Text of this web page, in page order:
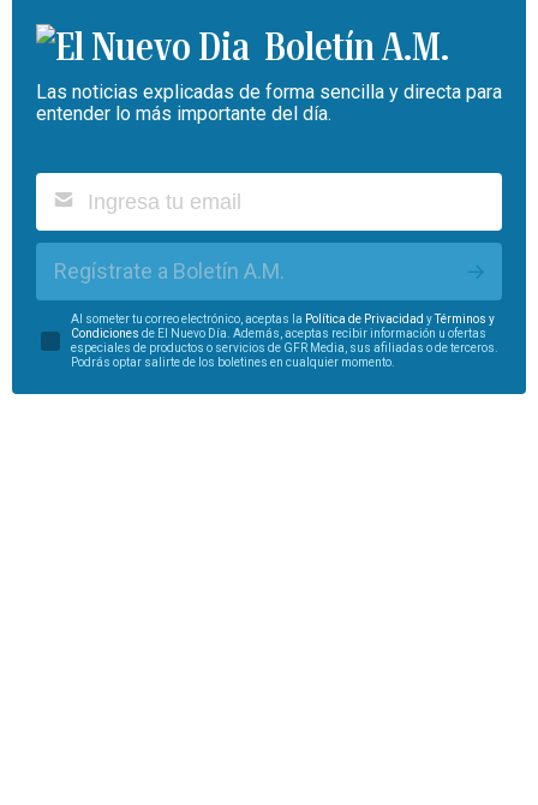
Boletín A.M.
Las noticias explicadas de forma sencilla y directa para
entender lo más importante del día.
Regístrate a Boletín A.M.
Al someter tu correo electrónico, aceptas la Política de Privacidad y
Términos y
Condiciones de El Nuevo Día. Además, aceptas recibir información u ofertas
especiales de productos o servicios de GFR Media, sus afiliadas o de terceros.
Podrás optar salirte de los boletines en cualquier momento.